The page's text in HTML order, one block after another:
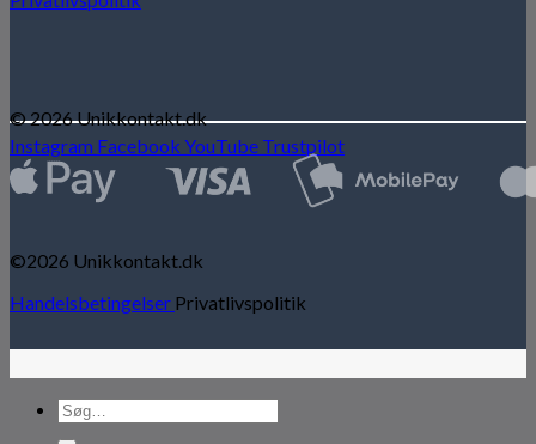
Instagram Facebook YouTube Trustpilot
© 2026 Unikkontakt.dk
©2026 Unikkontakt.dk
Handelsbetingelser Privatlivspolitik
Søg
efter: